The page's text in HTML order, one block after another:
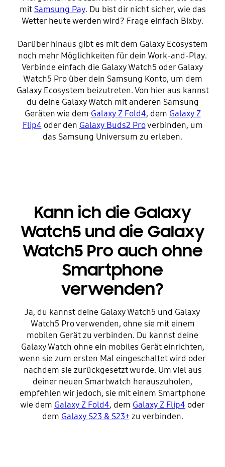
mit Samsung Pay. Du bist dir nicht sicher, wie das
Wetter heute werden wird? Frage einfach Bixby.
Darüber hinaus gibt es mit dem Galaxy Ecosystem
noch mehr Möglichkeiten für dein Work-and-Play.
Verbinde einfach die Galaxy Watch5 oder Galaxy
Watch5 Pro über dein Samsung Konto, um dem
Galaxy Ecosystem beizutreten. Von hier aus kannst
du deine Galaxy Watch mit anderen Samsung
Geräten wie dem Galaxy Z Fold4, dem Galaxy Z
Flip4 oder den Galaxy Buds2 Proverbinden, um
das Samsung Universum zu erleben.
Kann ich die Galaxy
Watch5 und die Galaxy
Watch5 Pro auch ohne
Smartphone
verwenden?
Ja, du kannst deine Galaxy Watch5 und Galaxy
Watch5 Pro verwenden, ohne sie mit einem
mobilen Gerät zu verbinden. Du kannst deine
Galaxy Watch ohne ein mobiles Gerät einrichten,
wenn sie zum ersten Mal eingeschaltet wird oder
nachdem sie zurückgesetzt wurde. Um viel aus
deiner neuen Smartwatch herauszuholen,
empfehlen wir jedoch, sie mit einem Smartphone
wie dem Galaxy Z Fold4, dem Galaxy Z Flip4 oder
dem Galaxy S23 & S23+zu verbinden.